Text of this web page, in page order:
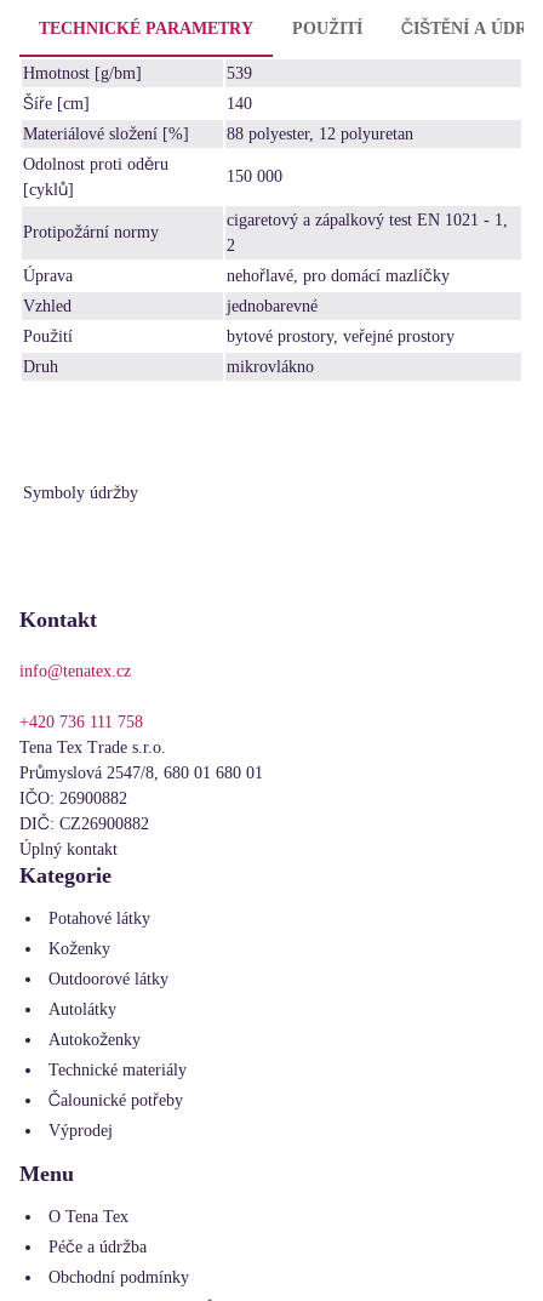
TECHNICKÉ PARAMETRY POUŽITÍ ČIŠTĚNÍ A
Hmotnost [g/bm]
539
Šíře [cm]
140
Materiálové složení [%]
88 polyester, 12 polyuretan
Odolnost proti oděru
[cyklů]
150 000
Protipožární normy
cigaretový a zápalkový test EN 1021 - 1,
2
Úprava
nehořlavé, pro domácí mazlíčky
Vzhled
jednobarevné
Použití
bytové prostory, veřejné prostory
Druh
mikrovlákno
Symboly údržby
Kontakt
info@tenatex.cz
+420 736 111 758
Tena Tex Trade s.r.o.
Průmyslová 2547/8, 680 01 680 01
IČO: 26900882
DIČ: CZ26900882
Úplný kontakt
Kategorie
Potahové látky
Koženky
Outdoorové látky
Autolátky
Autokoženky
Technické materiály
Čalounické potřeby
Výprodej
Menu
O Tena Tex
Péče a údržba
Obchodní podmínky